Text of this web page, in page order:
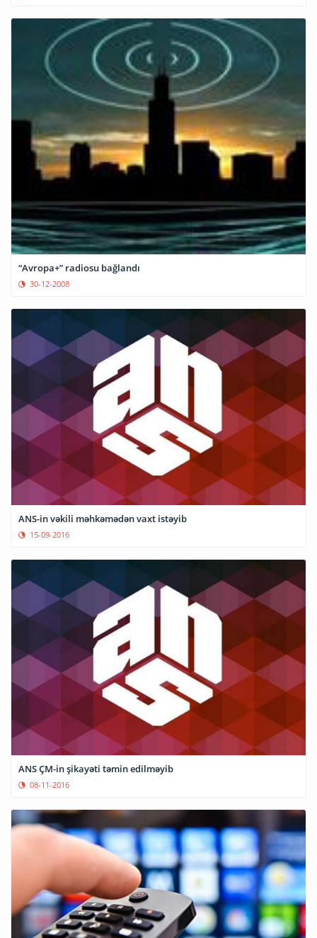
“Avropa+” radiosu bağlandı
30-12-2008
ANS-in vəkili məhkəmədən vaxt istəyib
15-09-2016
ANS ÇM-in şikayəti təmin edilməyib
08-11-2016